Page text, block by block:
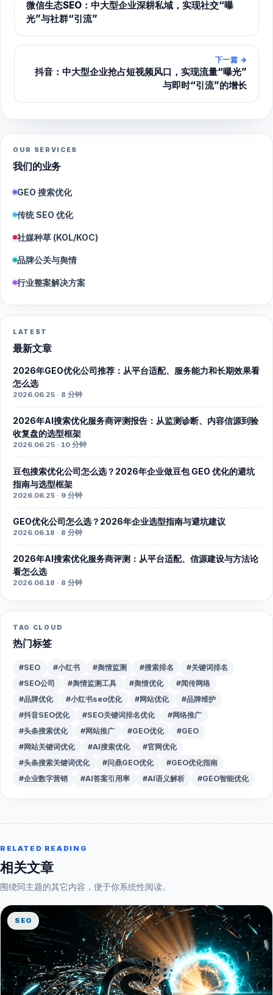
微信生态SEO：中大型企业深耕私域，实现社交“曝
光”与社群“引流”
下一篇 →
抖音：中大型企业抢占短视频风口，实现流量“曝光”
与即时“引流”的增长
OUR SERVICES
我们的业务
GEO 搜索优化
传统 SEO 优化
社媒种草 (KOL/KOC)
品牌公关与舆情
行业整案解决方案
LATEST
最新文章
2026年GEO优化公司推荐：从平台适配、服务能力和长期效果看
怎么选
2026.06.25 · 8 分钟
2026年AI搜索优化服务商评测报告：从监测诊断、内容信源到验
收复盘的选型框架
2026.06.25 · 10 分钟
豆包搜索优化公司怎么选？2026年企业做豆包 GEO 优化的避坑
指南与选型框架
2026.06.25 · 9 分钟
GEO优化公司怎么选？2026年企业选型指南与避坑建议
2026.06.18 · 8 分钟
2026年AI搜索优化服务商评测：从平台适配、信源建设与方法论
看怎么选
2026.06.18 · 8 分钟
TAG CLOUD
热门标签
#SEO #小红书 #舆情监测 #搜索排名
#关键词排名
#SEO公司
#舆情监测工具 #舆情优化
#闻传网络
#品牌优化
#小红书seo优化 #网站优化
#品牌维护
#抖音SEO优化
#SEO关键词排名优化
#网络推广
#头条搜索优化
#网站推广 #GEO优化
#GEO
#网站关键词优化
#AI搜索优化
#官网优化
#头条搜索关键词优化
#问鼎GEO优化
#GEO优化指南
#企业数字营销
#AI答案引用率 #AI语义解析 #GEO智能优化
RELATED READING
相关文章
围绕同主题的其它内容，便于你系统性阅读。
SEO